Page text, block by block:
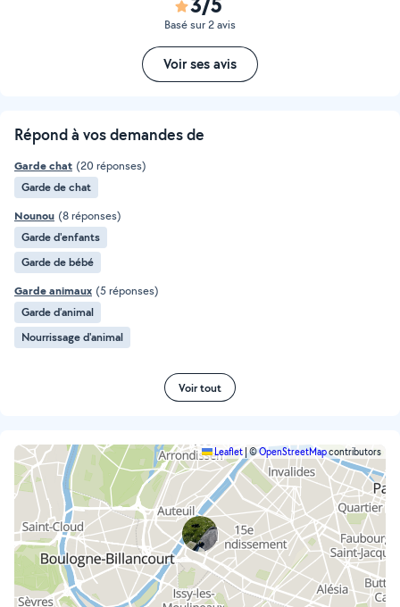
Basé sur 2 avis
Voir ses avis
Répond à vos demandes de
Garde chat (20 réponses)
Garde de chat
Nounou (8 réponses)
Garde d'enfants
Garde de bébé
Garde animaux (5 réponses)
Garde d’animal
Nourrissage d'animal
Voir tout
Leaflet |©OpenStreetMapcontributors